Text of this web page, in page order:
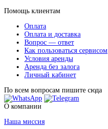
Помощь клиентам
Оплата
Оплата и доставка
Вопрос — ответ
Как пользоваться сервисом
Условия аренды
Аренда без залога
Личный кабинет
По всем вопросам пишите сюда
О компании
Наша миссия